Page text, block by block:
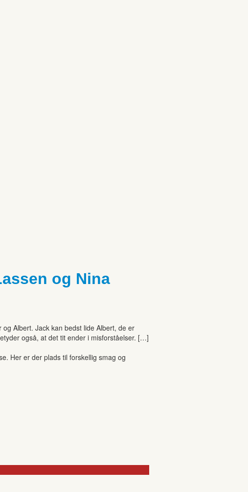
og Nina
Albert. Jack kan bedst lide Albert, de er
også, at det tit ender i misforståelser. […]
Her er der plads til forskellig smag og